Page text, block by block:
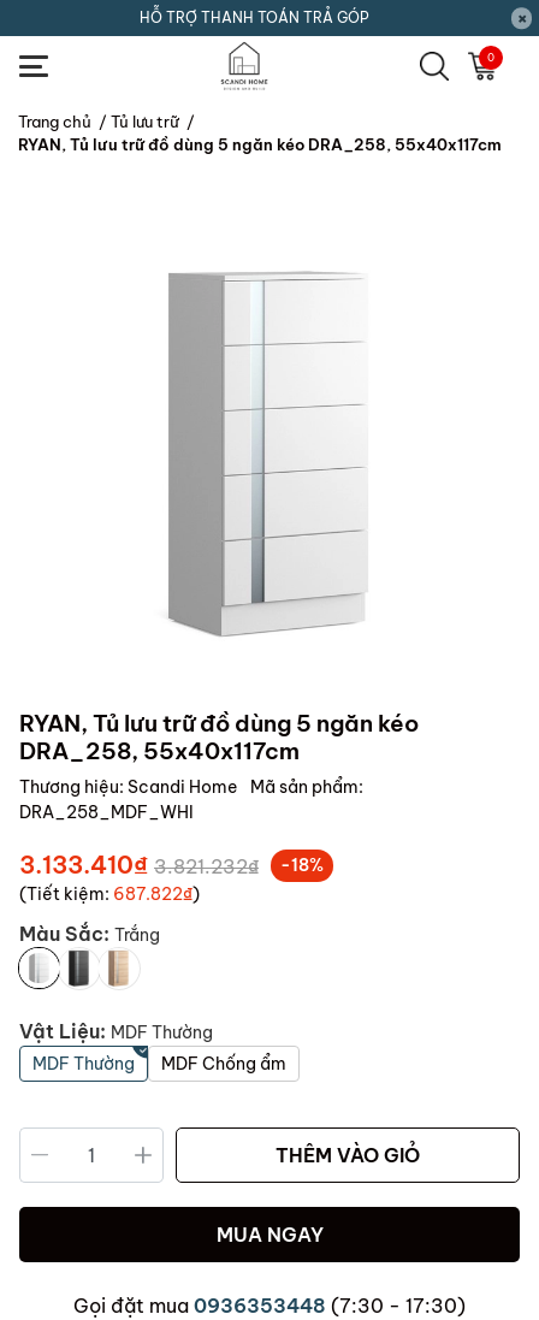
HỖ TRỢ THANH TOÁN TRẢ GÓP
0
Trang chủ / Tủ lưu trữ /
RYAN, Tủ lưu trữ đồ dùng 5 ngăn kéo DRA_258, 55x40x117cm
RYAN, Tủ lưu trữ đồ dùng 5 ngăn kéo
DRA_258, 55x40x117cm
Thương hiệu: Scandi Home
Mã sản phẩm:
DRA_258_MDF_WHI
3.133.410₫ 3.821.232₫
-18%
(Tiết kiệm: 687.822₫)
Màu Sắc: Trắng
Vật Liệu: MDF Thường
MDF Thường
MDF Chống ẩm
THÊM VÀO GIỎ
MUA NGAY
Gọi đặt mua 0936353448 (7:30 - 17:30)